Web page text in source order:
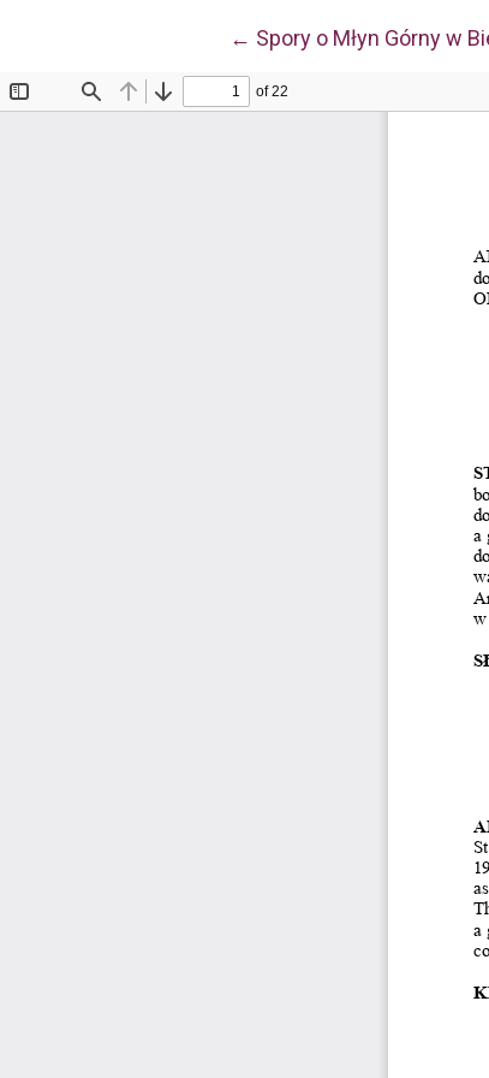
← Wróć do szczegółów
Spory o Młyn Górny w